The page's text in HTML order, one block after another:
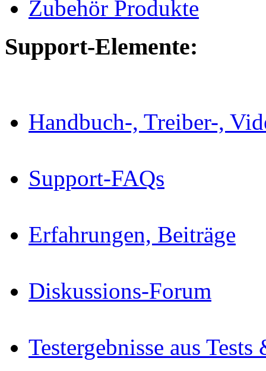
Zubehör Produkte
Support-Elemente:
Handbuch-, Treiber-,
Support-FAQs
Erfahrungen, Beiträge
Diskussions-Forum
Testergebnisse aus